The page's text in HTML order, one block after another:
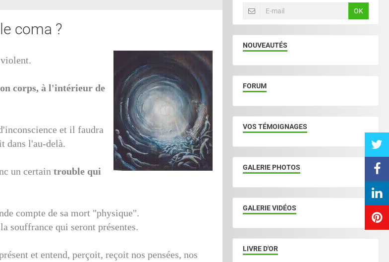
coma ?
corps, à l'intérieur de
et il faudra
dans l'au-delà.
un certain trouble qui
compte de sa mort "physique".
souffrance qui seront présentes.
et entend, perçoit, reçoit nos pensées, nos
OK
NOUVEAUTÉS
FORUM
VOS TÉMOIGNAGES
GALERIE PHOTOS
GALERIE VIDÉOS
LIVRE D'OR